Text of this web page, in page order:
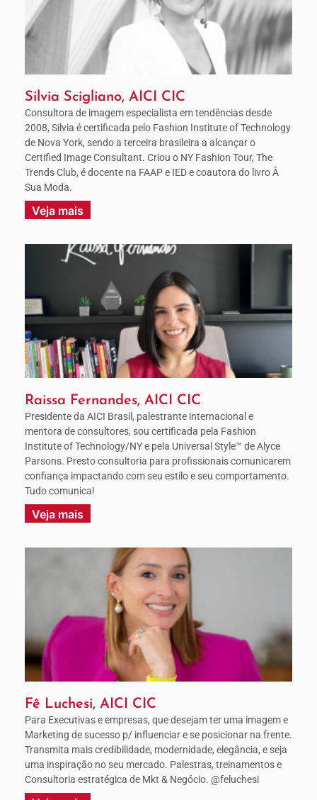
Silvia Scigliano, AICI CIC
Consultora de imagem especialista em tendências desde
2008, Silvia é certificada pelo Fashion Institute of Technology
de Nova York, sendo a terceira brasileira a alcançar o
Certified Image Consultant. Criou o NY Fashion Tour, The
Trends Club, é docente na FAAP e IED e coautora do livro À
Sua Moda.
Veja mais
Raissa Fernandes, AICI CIC
Presidente da AICI Brasil, palestrante internacional e
mentora de consultores, sou certificada pela Fashion
Institute of Technology/NY e pela Universal Style™ de Alyce
Parsons. Presto consultoria para profissionais comunicarem
confiança impactando com seu estilo e seu comportamento.
Tudo comunica!
Veja mais
Fê Luchesi, AICI CIC
Para Executivas e empresas, que desejam ter uma imagem e
Marketing de sucesso p/ influenciar e se posicionar na frente.
Transmita mais credibilidade, modernidade, elegância, e seja
uma inspiração no seu mercado. Palestras, treinamentos e
Consultoria estratégica de Mkt & Negócio. @feluchesi